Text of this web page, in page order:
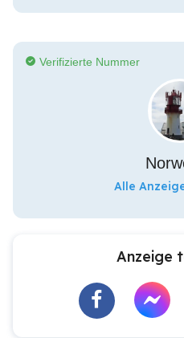
Verifizierte Nummer
Alle
Anzeige